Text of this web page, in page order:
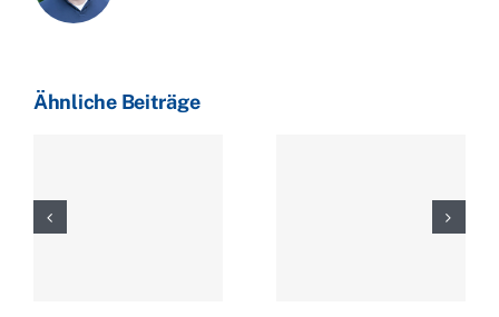
Ähnliche Beiträge